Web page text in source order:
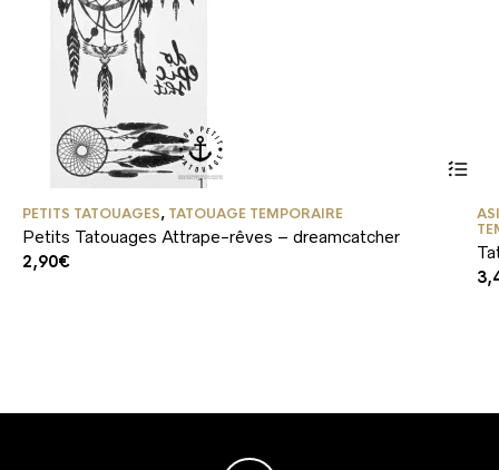
PETITS TATOUAGES, TATOUAGE TEMPORAIRE
Petits Tatouages Attrape-rêves – dreamcatcher
2,90€